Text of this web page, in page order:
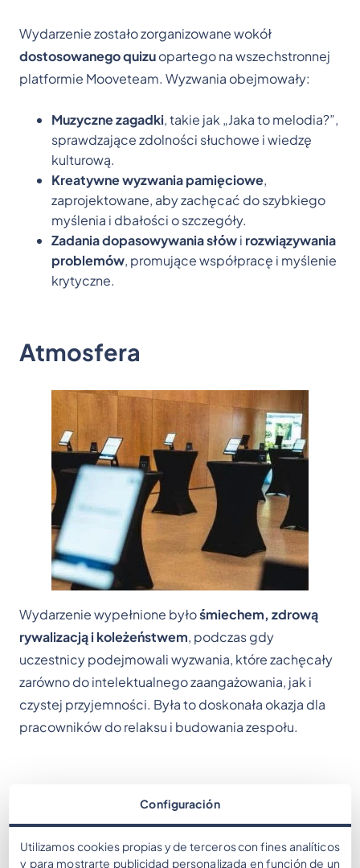
Wydarzenie zostało zorganizowane wokół
dostosowanego quizuopartego na wszechstronnej
platformie Mooveteam. Wyzwania obejmowały:
Muzyczne zagadki, takie jak „Jaka to melodia?”,
sprawdzające zdolności słuchowe i wiedzę
kulturową.
Kreatywne wyzwania pamięciowe,
zaprojektowane, aby zachęcać do szybkiego
myślenia i dbałości o szczegóły.
Zadania dopasowywania słówi rozwiązywania
problemów, promujące współpracę i myślenie
krytyczne.
Atmosfera
Wydarzenie wypełnione byłośmiechem, zdrową
rywalizacją i koleżeństwem, podczas gdy
uczestnicy podejmowali wyzwania, które zachęcały
zarówno do intelektualnego zaangażowania, jak i
czystej przyjemności. Była to doskonała okazja dla
pracowników do relaksu i budowania zespołu.
Uczestnicy opuścili wydarzenie zsilniejszymi
Configuración
Utilizamos cookies propias y de terceros con fines analíticos
y para mostrarte publicidad personalizada en función de un